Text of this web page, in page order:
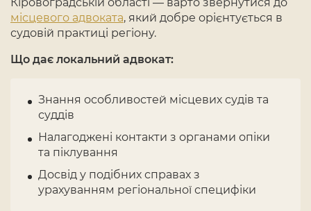
місцевого адвоката, який добре орієнтується в
судовій практиці регіону.
Що дає локальний адвокат:
Знання особливостей місцевих судів та
суддів
Налагоджені контакти з органами опіки
та піклування
Досвід у подібних справах з
урахуванням регіональної специфіки